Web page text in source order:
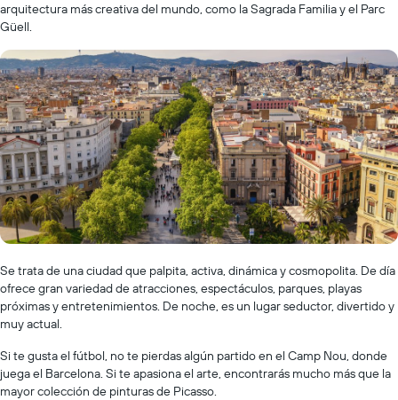
arquitectura más creativa del mundo, como la Sagrada Familia y el Parc
Güell.
Se trata de una ciudad que palpita, activa, dinámica y cosmopolita. De día
ofrece gran variedad de atracciones, espectáculos, parques, playas
próximas y entretenimientos. De noche, es un lugar seductor, divertido y
muy actual.
Si te gusta el fútbol, no te pierdas algún partido en el Camp Nou, donde
juega el Barcelona. Si te apasiona el arte, encontrarás mucho más que la
mayor colección de pinturas de Picasso.